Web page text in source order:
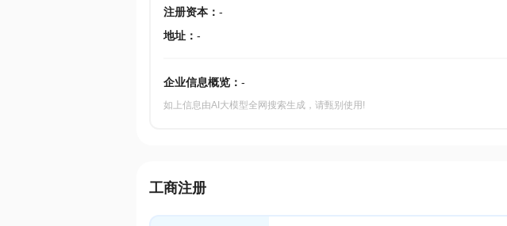
注册资本： -
地址： -
企业信息概览： -
如上信息由AI大模型全网搜索生成，请甄别使用!
工商注册